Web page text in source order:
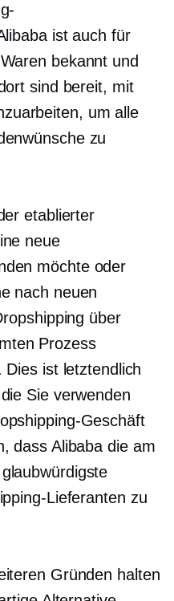
ist auch für
bekannt und
sind bereit, mit
um alle
zu
etablierter
neue
möchte oder
nach neuen
über
Prozess
ist letztendlich
Sie verwenden
Geschäft
dass Alibaba die am
Lieferanten zu
Gründen halten